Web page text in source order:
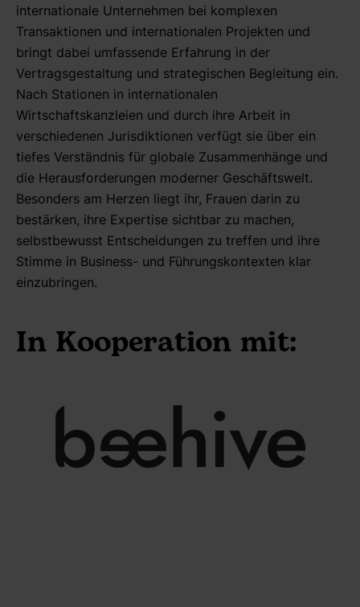
internationale Unternehmen bei komplexen
Transaktionen und internationalen Projekten und
bringt dabei umfassende Erfahrung in der
Vertragsgestaltung und strategischen Begleitung ein.
Nach Stationen in internationalen
Wirtschaftskanzleien und durch ihre Arbeit in
verschiedenen Jurisdiktionen verfügt sie über ein
tiefes Verständnis für globale Zusammenhänge und
die Herausforderungen moderner Geschäftswelt.
Besonders am Herzen liegt ihr, Frauen darin zu
bestärken, ihre Expertise sichtbar zu machen,
selbstbewusst Entscheidungen zu treffen und ihre
Stimme in Business- und Führungskontexten klar
einzubringen.
In Kooperation mit: